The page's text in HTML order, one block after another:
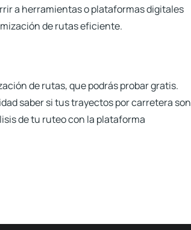
a herramientas o plataformas digitales
de rutas eficiente.
de rutas, que podrás probar gratis.
saber si tus trayectos por carretera son
de tu ruteo con la plataforma